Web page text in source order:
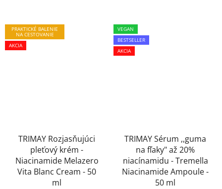
hviezdičiek.
PRAKTICKÉ BALENIE
NA CESTOVANIE
AKCIA
TRIMAY Rozjasňujúci
pleťový krém -
Niacinamide Melazero
Vita Blanc Cream - 50
ml
VEGAN
BESTSELLER
AKCIA
TRIMAY Sérum ,,guma
na fľaky" až 20%
niacínamidu - Tremella
Niacinamide Ampoule -
50 ml